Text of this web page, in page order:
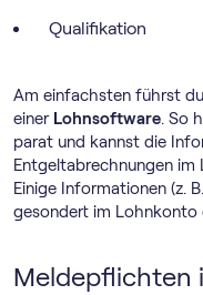
Qualifikation
Am einfachsten führst
einer Lohnsoftware. So
parat und kannst die
Entgeltabrechnungen
Einige Informationen (z.
gesondert im Lohnkonto
Meldepflichten